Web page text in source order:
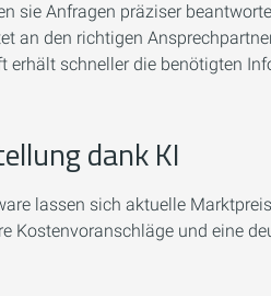
sie Anfragen präziser
an den richtigen
erhält schneller die benötigten
dank KI
lassen sich aktuelle
Kostenvoranschläge und eine